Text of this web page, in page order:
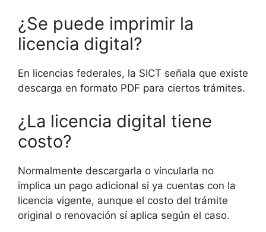
¿Se puede imprimir la
licencia digital?
En licencias federales, la SICT señala que existe
descarga en formato PDF para ciertos trámites.
¿La licencia digital tiene
costo?
Normalmente descargarla o vincularla no
implica un pago adicional si ya cuentas con la
licencia vigente, aunque el costo del trámite
original o renovación sí aplica según el caso.